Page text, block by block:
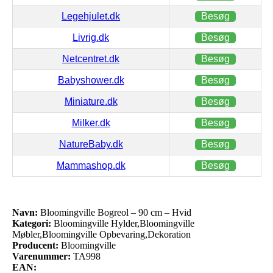
Legehjulet.dk Besøg
Livrig.dk Besøg
Netcentret.dk Besøg
Babyshower.dk Besøg
Miniature.dk Besøg
Milker.dk Besøg
NatureBaby.dk Besøg
Mammashop.dk Besøg
Navn: Bloomingville Bogreol – 90 cm – Hvid
Kategori: Bloomingville Hylder,Bloomingville
Møbler,Bloomingville Opbevaring,Dekoration
Producent: Bloomingville
Varenummer: TA998
EAN: